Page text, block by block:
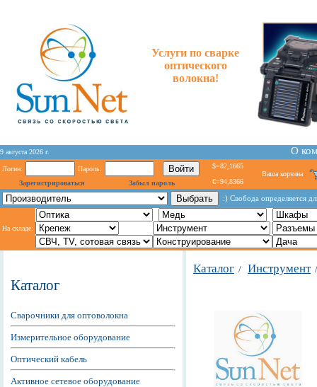
Услуги по сварке
оптического
волокна!
9 августа 2026 г. О
Логин:
Пароль:
Зарегистрироваться
Забыл пароль
$=82,1665
€=94,8366
Ваша корзина
:) Свобода определяется
На складе:
Каталог
Сварочники для оптоволокна
Измерительное оборудование
Оптический кабель
Активное сетевое оборудование
Каталог / Инструмент